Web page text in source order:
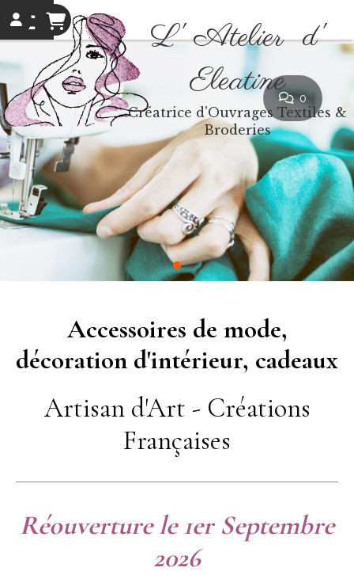
L' Atelier d'
Eleatine
Créatrice d'Ouvrages Textiles &
Broderies
0
Accessoires de mode,
décoration d'intérieur, cadeaux
Artisan d'Art - Créations
Françaises
Réouverture le 1er Septembre
2026